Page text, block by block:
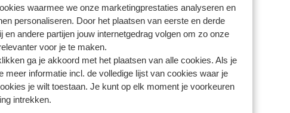
waarmee we onze marketingprestaties analyseren en
personaliseren. Door het plaatsen van eerste en derde
en andere partijen jouw internetgedrag volgen om zo onze
voor je te maken.
ga je akkoord met het plaatsen van alle cookies. Als je
meer informatie incl. de volledige lijst van cookies waar je
je wilt toestaan. Je kunt op elk moment je voorkeuren
intrekken.